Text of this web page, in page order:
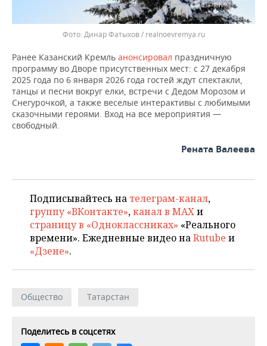
Динар Фатыхов / realnoevremya.ru
Ранее Казанский Кремль анонсировал праздничную
программу во Дворе присутственных мест: с 27 декабря
2025 года по 6 января 2026 года гостей ждут спектакли,
танцы и песни вокруг елки, встречи с Дедом Морозом и
Снегурочкой, а также веселые интерактивы с любимыми
сказочными героями. Вход на все мероприятия —
свободный.
Рената Валеева
Подписывайтесь на телеграм-канал,
группу «ВКонтакте»,канал в MAXи
страницу в «Одноклассниках» «Реального
времени». Ежедневные видео наRutube и
«Дзене».
Общество Татарстан
Поделитесь в соцсетях